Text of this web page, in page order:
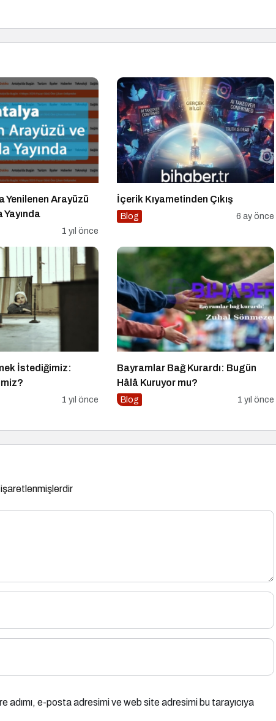
Yenilenen Arayüzü
Yayında
1 yıl önce
İçerik Kıyametinden Çıkış
Blog 6 ay önce
İstediğimiz:
1 yıl önce
Bayramlar Bağ Kurardı: Bugün
Hâlâ Kuruyor mu?
Blog 1 yıl önce
adımı, e-posta adresimi ve web site adresimi bu tarayıcıya